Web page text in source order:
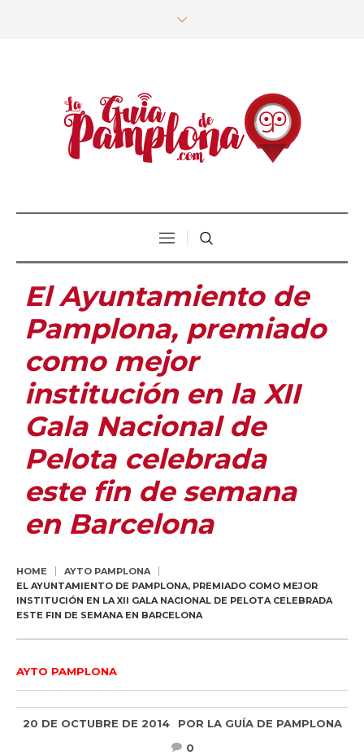
El Ayuntamiento de
Pamplona, premiado
como mejor
institución en la XII
Gala Nacional de
Pelota celebrada
este fin de semana
en Barcelona
HOME
AYTO PAMPLONA
EL AYUNTAMIENTO DE PAMPLONA, PREMIADO COMO MEJOR
INSTITUCIÓN EN LA XII GALA NACIONAL DE PELOTA CELEBRADA
ESTE FIN DE SEMANA EN BARCELONA
AYTO PAMPLONA
20 DE OCTUBRE DE 2014 POR LA GUÍA DE PAMPLONA
0